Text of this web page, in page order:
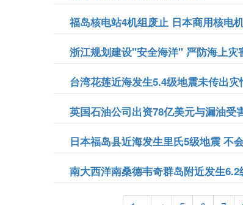
福岛核电站4机组废止 日本商用核电
浙江规划建设"安全海洋" 严防海上灾
台湾花莲近海发生5.4级地震未传出灾
英国石油公司出资78亿美元与漏油受
日本福岛县近海发生里氏5级地震 不
南大西洋南桑德韦奇群岛附近发生6.2